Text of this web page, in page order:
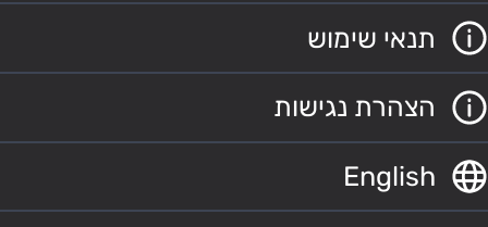
תנאי שימוש
הצהרת נגישות
English